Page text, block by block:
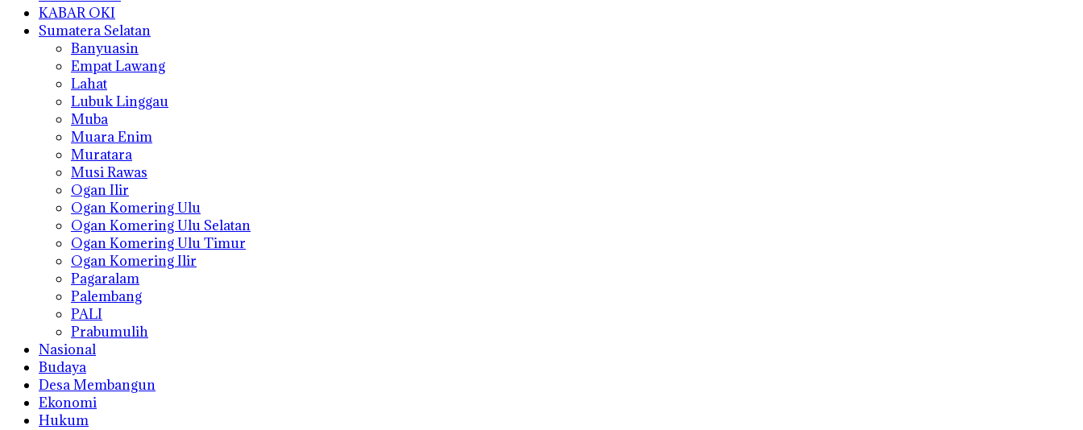
KABAR OKI
Sumatera Selatan
Banyuasin
Empat Lawang
Lahat
Lubuk Linggau
Muba
Muara Enim
Muratara
Musi Rawas
Ogan Ilir
Ogan Komering Ulu
Ogan Komering Ulu Selatan
Ogan Komering Ulu Timur
Ogan Komering Ilir
Pagaralam
Palembang
PALI
Prabumulih
Nasional
Budaya
Desa Membangun
Ekonomi
Hukum